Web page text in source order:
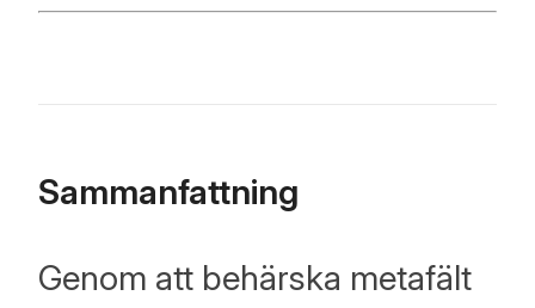
deras CSV-
Sammanfattning
Genom att behärska metafält